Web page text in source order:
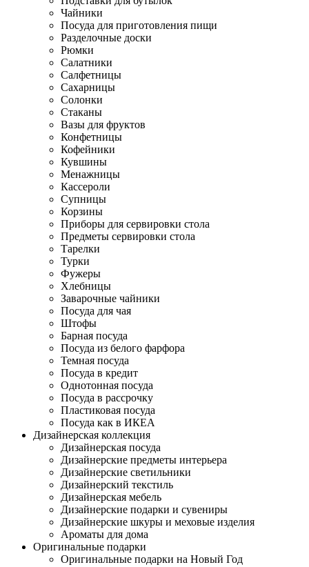
Чайники
Посуда для приготовления пищи
Разделочные доски
Рюмки
Салатники
Салфетницы
Сахарницы
Солонки
Стаканы
Вазы для фруктов
Конфетницы
Кофейники
Кувшины
Менажницы
Кассероли
Супницы
Корзины
Приборы для сервировки стола
Предметы сервировки стола
Тарелки
Турки
Фужеры
Хлебницы
Заварочные чайники
Посуда для чая
Штофы
Барная посуда
Посуда из белого фарфора
Темная посуда
Посуда в кредит
Однотонная посуда
Посуда в рассрочку
Пластиковая посуда
Посуда как в ИКЕА
Дизайнерская коллекция
Дизайнерская посуда
Дизайнерские предметы интерьера
Дизайнерские светильники
Дизайнерский текстиль
Дизайнерская мебель
Дизайнерские подарки и сувениры
Дизайнерские шкуры и меховые изделия
Ароматы для дома
Оригинальные подарки
Оригинальные подарки на Новый Год